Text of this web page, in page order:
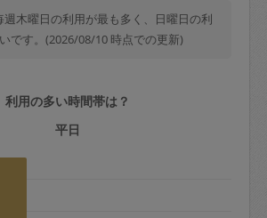
＋交通費全額
をキャンセルする場合、毎週定
回まで隔週定期は月1回までキャ
木曜日の利用が最も多く、日曜日の利
です。(2026/08/10 時点での更新)
利用の多い時間帯は？
平日